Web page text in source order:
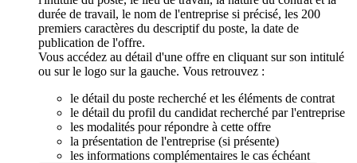
durée de travail, le nom de l'entreprise si précisé, les 200
premiers caractères du descriptif du poste, la date de
publication de l'offre.
Vous accédez au détail d'une offre en cliquant sur son intitulé
ou sur le logo sur la gauche. Vous retrouvez :
le détail du poste recherché et les éléments de contrat
le détail du profil du candidat recherché par l'entreprise
les modalités pour répondre à cette offre
la présentation de l'entreprise (si présente)
les informations complémentaires le cas échéant